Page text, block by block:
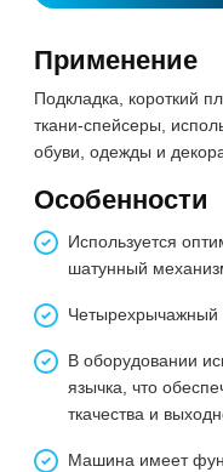
Применение
Подкладка, короткий
ткани-спейсеры,
обуви, одежды и
Особенности
Используется
шатунный
Четырехрычажный
В оборудовании
язычка, что
ткачества и
Машина имеет